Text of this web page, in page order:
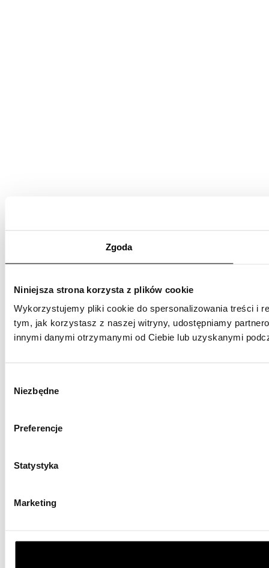
Zgoda
Niniejsza strona korzysta z plików cookie
Wykorzystujemy pliki cookie do spersonalizowania treści i
tym, jak korzystasz z naszej witryny, udostępniamy
innymi danymi otrzymanymi od Ciebie lub uzyskanymi
zgody
Niezbędne
Preferencje
Statystyka
Marketing